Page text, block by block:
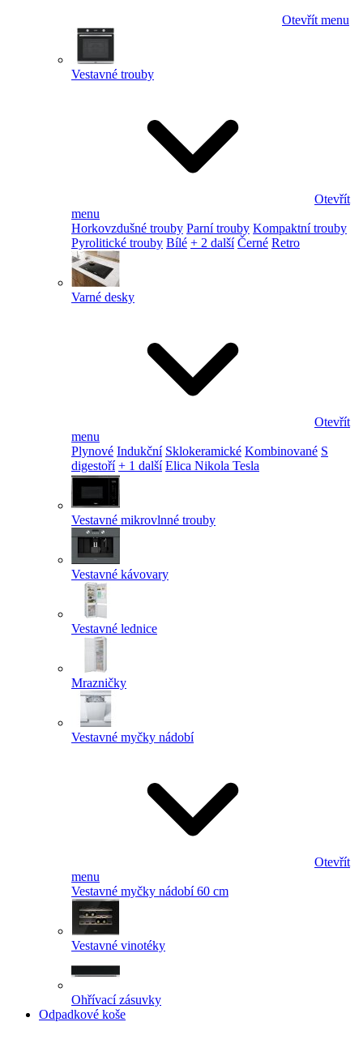
Otevřít menu
Vestavné trouby
Otevřít
menu
Horkovzdušné trouby Parní trouby Kompaktní trouby
Pyrolitické trouby Bílé + 2 další Černé Retro
Varné desky
Otevřít
menu
Plynové Indukční Sklokeramické Kombinované S
digestoří + 1 další Elica Nikola Tesla
Vestavné mikrovlnné trouby
Vestavné kávovary
Vestavné lednice
Mrazničky
Vestavné myčky nádobí
Otevřít
menu
Vestavné myčky nádobí 60 cm
Vestavné vinotéky
Ohřívací zásuvky
Odpadkové koše